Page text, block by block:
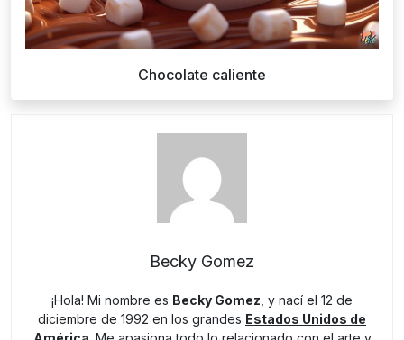
Chocolate caliente
Becky Gomez
¡Hola! Mi nombre es Becky Gomez , y nací el 12 de
diciembre de 1992 en los grandes Estados Unidos de